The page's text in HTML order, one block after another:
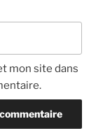
mon site dans